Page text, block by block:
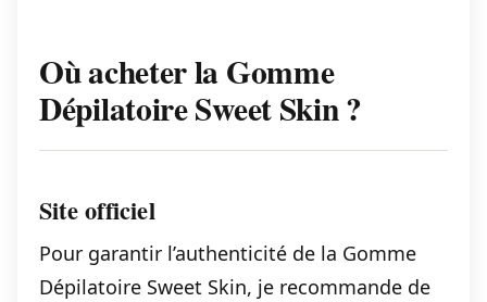
Où acheter la Gomme
Dépilatoire Sweet Skin ?
Site officiel
Pour garantir l’authenticité de la Gomme
Dépilatoire Sweet Skin, je recommande de